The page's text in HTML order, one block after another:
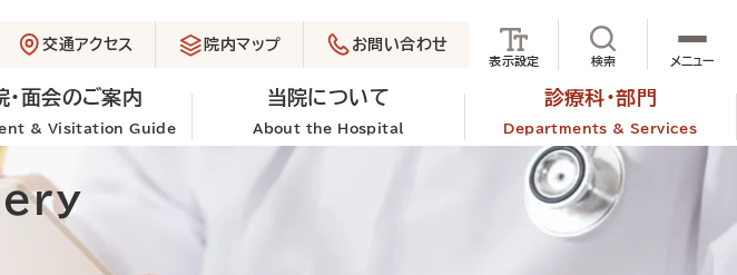
・面会のご案内
& Visitation Guide
当院について
About the Hospital
診療科・部門
Departments & Services
交通アクセス 院内マップ お問い合わせ
表示設定 検索サイト内検索を
メニュー